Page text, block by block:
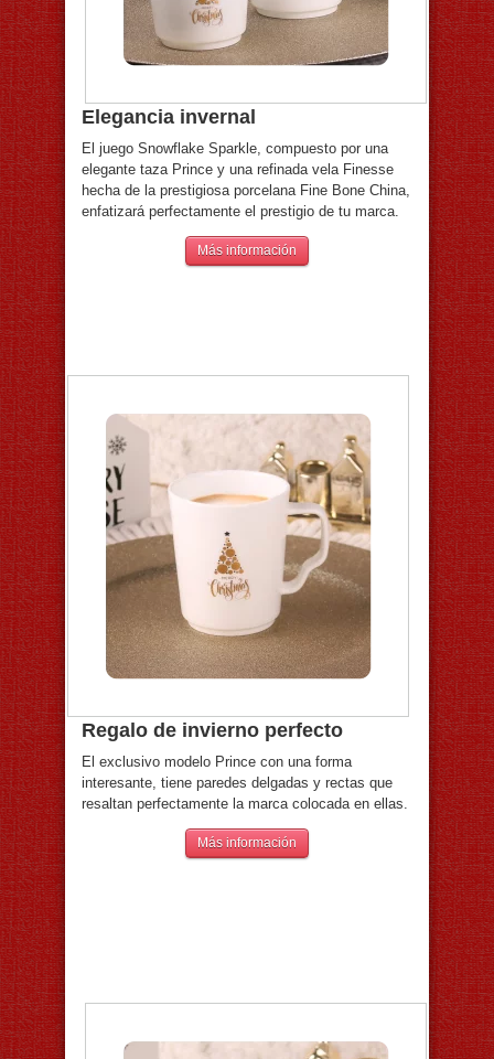
Elegancia invernal
El juego Snowflake Sparkle, compuesto por una
elegante taza Prince y una refinada vela Finesse
hecha de la prestigiosa porcelana Fine Bone China,
enfatizará perfectamente el prestigio de tu marca.
Más información
Regalo de invierno perfecto
El exclusivo modelo Prince con una forma
interesante, tiene paredes delgadas y rectas que
resaltan perfectamente la marca colocada en ellas.
Más información